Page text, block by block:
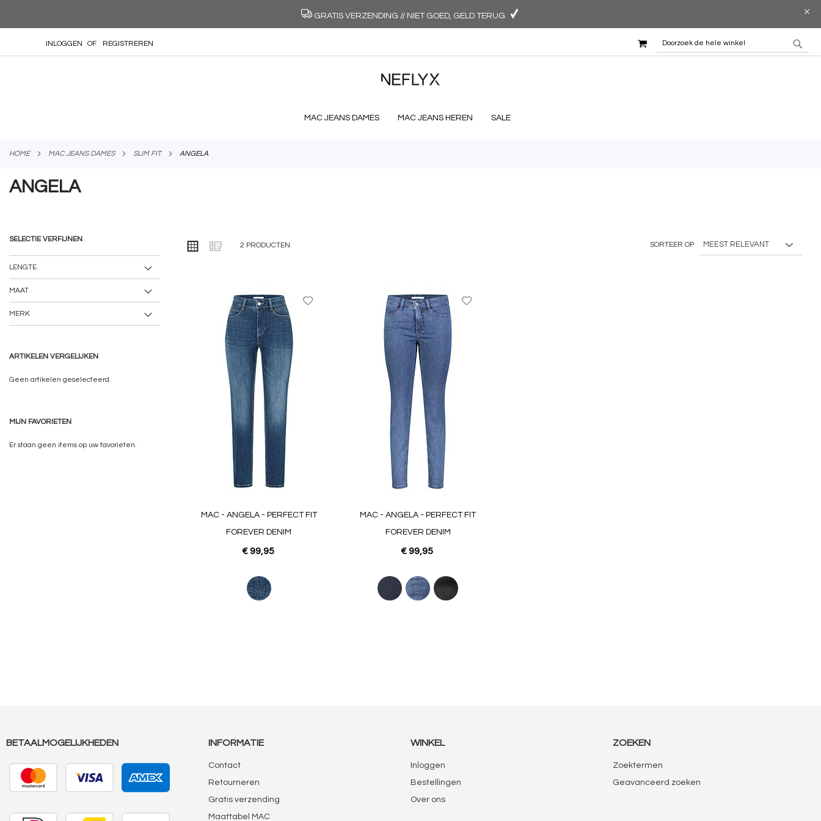
GRATIS VERZENDING // NIET GOED, GELD TERUG
INLOGGEN
REGISTREREN
ZOEK
MAC JEANS DAMES MAC JEANS HEREN SALE
HOME MAC JEANS DAMES SLIM FIT ANGELA
ANGELA
TONEN
ALS
Foto-
Lijst
2 PRODUCTEN SORTEER OP
MAC - ANGELA - PERFECT FIT
FOREVER DENIM
€ 99,95
MAC - ANGELA - PERFECT FIT
FOREVER DENIM
€ 99,95
SELECTIE VERFIJNEN
LENGTE
MAAT
MERK
ARTIKELEN VERGELIJKEN
Geen artikelen geselecteerd.
MIJN FAVORIETEN
Er staan geen items op uw favorieten.
BETAALMOGELIJKHEDEN INFORMATIE
Contact
Retourneren
Gratis verzending
Maattabel MAC
WINKEL
Inloggen
Bestellingen
Over ons
ZOEKEN
Zoektermen
Geavanceerd zoeken